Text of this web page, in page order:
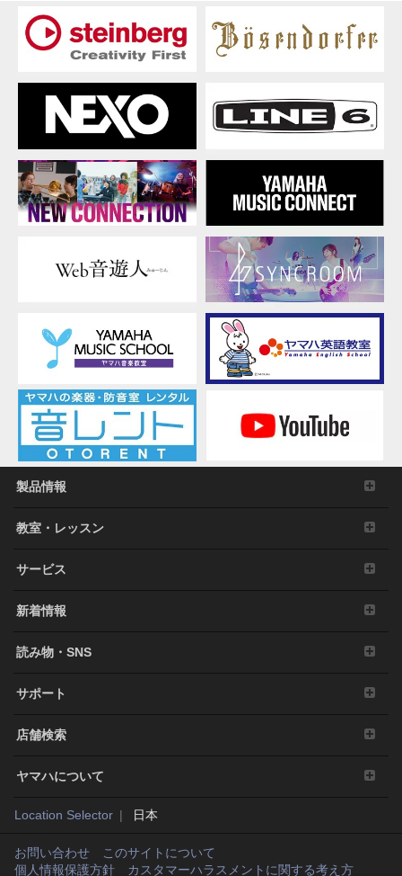
ド
製品情報
教室・レッスン
サービス
新着情報
読み物・SNS
サポート
店舗検索
ヤマハについて
Location Selector 日本
お問い合わせ
このサイトについて
個人情報保護方針
カスタマーハラスメントに関する考え方